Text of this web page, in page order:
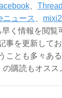
、
ニュース mixi2
く情報を閲覧
事を更新して
ことも多々ある
購読もオスス